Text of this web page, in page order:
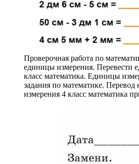
Проверочная работа по
единицы измерения. Перевести
класс математика. Единицы
задания по математике. Перевод
измерения 4 класс математика